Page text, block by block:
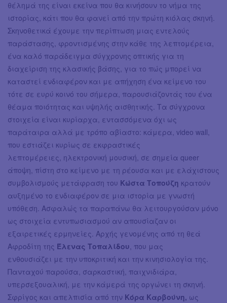
θέλημά της είναι εκείνα που θα κινήσουν το νήμα της
ιστορίας, κάτι που θα φανεί από την πρώτη κιόλας σκηνή.
Σκηνοθετικά έχουμε την περίπτωση μιας εντελούς
παράστασης, φροντισμένης στην κάθε της λεπτομέρεια,
ένα καλό παράδειγμα σύγχρονης οπτικής για τη
διαχείριση της κλασικής βάσης, για το πώς μπορεί να
καταστεί ενδιαφέρον και με απήχηση ένα κείμενο του
τότε σε ευρύ κοινό του σήμερα, παρουσιάζοντάς του ένα
θέαμα ποιότητας και υψηλής αισθητικής. Τα σύγχρονα
στοιχεία είναι κυρίαρχα, εντασσόμενα όχι ως
παράταιρα αλλά με τρόπο αβίαστο: κάμερα, video wall,
που εστιάζει κυρίως σε εκφραστικές
λεπτομέρειες, ηλεκτρονική μουσική, σε σημεία queer
άποψη, πίστη στο κείμενο με τη ρέουσα και με ελάχιστους
συμβολισμούς μετάφραση του Κώστα Τοπούζη κρατούν
αυξημένο το ενδιαφέρον σε μια ιστορία με γνωστή
υπόθεση. Ασφαλώς τα παραπάνω θα λειτουργούσαν μόνο
ως στοιχεία εντυπωσιασμού αν απουσίαζαν οι
εξαιρετικές ερμηνείες. Αρχής γενομένης από τη θεά
Αφροδίτη της Έλενας Τοπαλίδου , που μας
ενθουσιάζει με την υποκριτική και την κινησιολογία της.
Πανταχού παρούσα, σαρκαστική, παιχνιδιάρα,
υπερσεξουαλική, με την κάμερά της οργώνει τη σκηνή.
Σφρίγος και απελπισία από την Κόρα Καρβούνη, ως